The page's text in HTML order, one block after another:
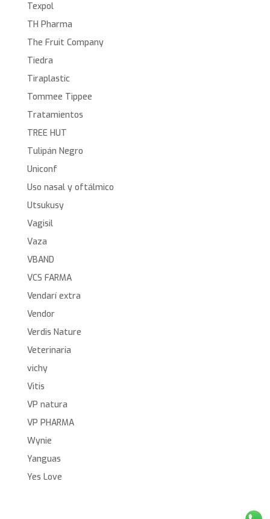
Texpol
TH Pharma
The Fruit Company
Tiedra
Tiraplastic
Tommee Tippee
Tratamientos
TREE HUT
Tulipán Negro
Uniconf
Uso nasal y oftálmico
Utsukusy
Vagisil
Vaza
VBAND
VCS FARMA
Vendarí extra
Vendor
Verdis Nature
Veterinaria
vichy
Vitis
VP natura
VP PHARMA
Wynie
Yanguas
Yes Love